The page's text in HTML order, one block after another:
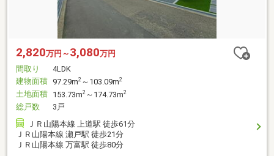
2,820万円～ 3,080万円
間取り
4LDK
建物面積 97.29m2 ～103.09m2
土地面積 153.73m2 ～174.73m2
総戸数
3戸
ＪＲ山陽本線 上道駅 徒歩61分
ＪＲ山陽本線 瀬戸駅 徒歩21分
ＪＲ山陽本線 万富駅 徒歩80分